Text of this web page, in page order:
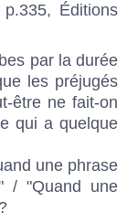
p.335, Éditions
par la durée
les préjugés
être ne fait-on
qui a quelque
une phrase
/ "Quand une